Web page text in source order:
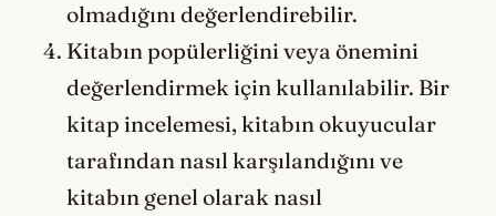
olmadığını değerlendirebilir.
Kitabın popülerliğini veya önemini
değerlendirmek için kullanılabilir. Bir
kitap incelemesi, kitabın okuyucular
tarafından nasıl karşılandığını ve
kitabın genel olarak nasıl